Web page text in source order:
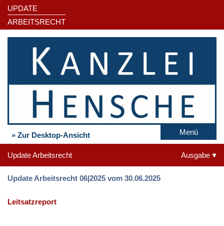
UPDATE
ARBEITSRECHT
» Zur Desktop-Ansicht Menü
Update Arbeitsrecht Ausgabe
Update Arbeitsrecht 06|2025 vom 30.06.2025
Leitsatzreport